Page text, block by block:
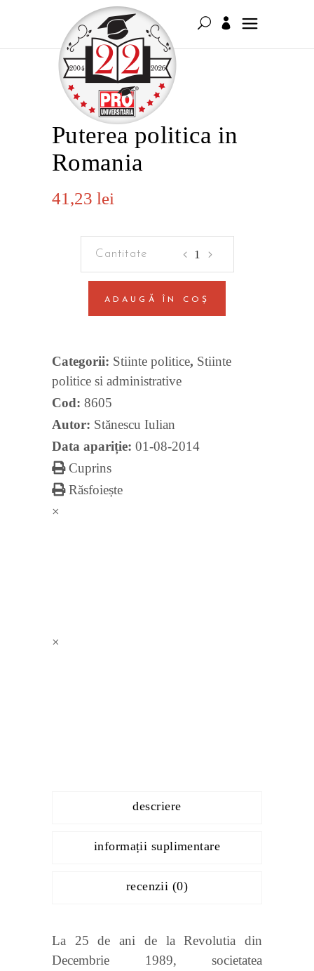
Puterea politica in
Romania
41,23 lei
in
Romania
ADAUGĂ ÎN COȘ
Categorii: Stiinte politice, Stiinte
politice si administrative
Cod: 8605
Autor: Stănescu Iulian
Data apariție: 01-08-2014
Cuprins
Răsfoiește
×
×
descriere
informații suplimentare
recenzii (0)
La 25 de ani de la Revolutia din
Decembrie 1989, societatea